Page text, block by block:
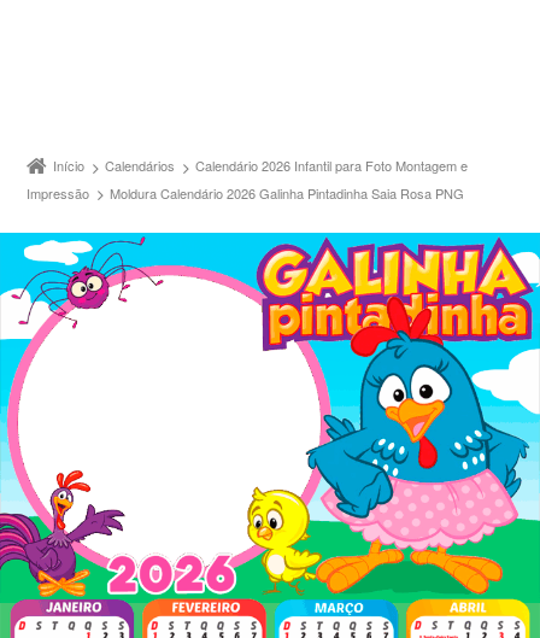
Início Calendários
Calendário 2026 Infantil para Foto Montagem e
Impressão
Moldura Calendário 2026 Galinha Pintadinha Saia Rosa PNG